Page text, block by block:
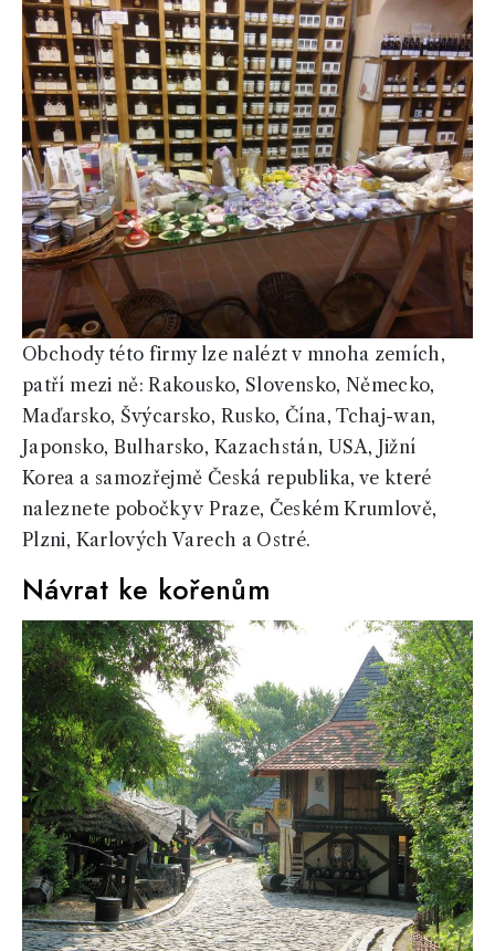
Obchody této firmy lze nalézt v mnoha zemích,
patří mezi ně: Rakousko, Slovensko, Německo,
Maďarsko, Švýcarsko, Rusko, Čína, Tchaj-wan,
Japonsko, Bulharsko, Kazachstán, USA, Jižní
Korea a samozřejmě Česká republika, ve které
naleznete pobočky v Praze, Českém Krumlově,
Plzni, Karlových Varech a Ostré.
Návrat ke kořenům